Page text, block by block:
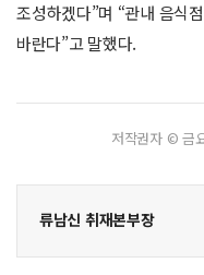
조성하겠다”며 “관내 음식
바란다”고 말했다.
저작권자 © 금
류남신 취재본부장